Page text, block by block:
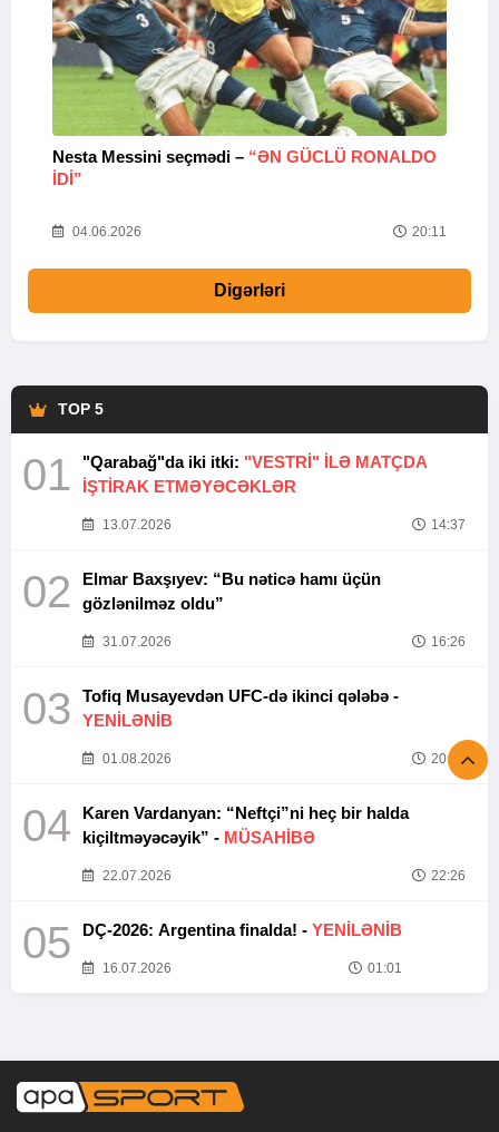
Nesta Messini seçmədi – “ƏN GÜCLÜ RONALDO
IDI”
04.06.2026 20:11
Digərləri
TOP 5
01 "Qarabağ"da iki itki: "VESTRİ" İLƏ MATÇDA
İŞTİRAK ETMƏYƏCƏKLƏR
13.07.2026 14:37
02
Elmar Baxşıyev: “Bu nəticə hamı üçün
gözlənilməz oldu”
31.07.2026 16:26
03
Tofiq Musayevdən UFC-də ikinci qələbə -
YENİLƏNİB
01.08.2026 20:52
04
Karen Vardanyan: “Neftçi”ni heç bir halda
kiçiltməyəcəyik” - MÜSAHİBƏ
22.07.2026 22:26
05 DÇ-2026: Argentina finalda! - YENİLƏNİB
16.07.2026 01:01